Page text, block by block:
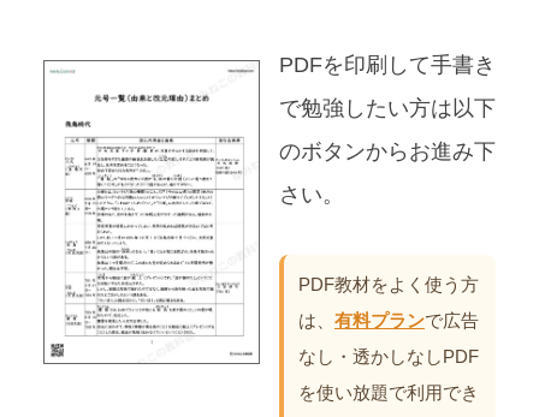
PDFを印刷して手書き
で勉強したい方は以下
のボタンからお進み下
さい。
PDF教材をよく使う方
は、 有料プランで広告
なし・透かしなしPDF
を使い放題で利用でき